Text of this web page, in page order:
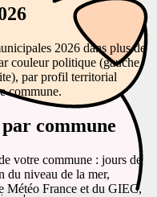
2026 dans plus de
couleur politique (gauche,
par profil territorial
commune.
commune
votre commune : jours de
du niveau de la mer,
Météo France et du GIEC,